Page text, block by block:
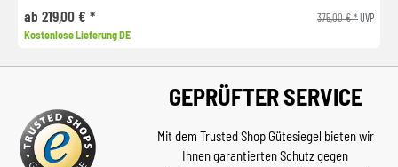
ab 219,00 € * 375,00 € *UVP
Kostenlose Lieferung DE
GEPRÜFTER SERVICE
Mit dem Trusted Shop Gütesiegel bieten wir
Ihnen garantierten Schutz gegen